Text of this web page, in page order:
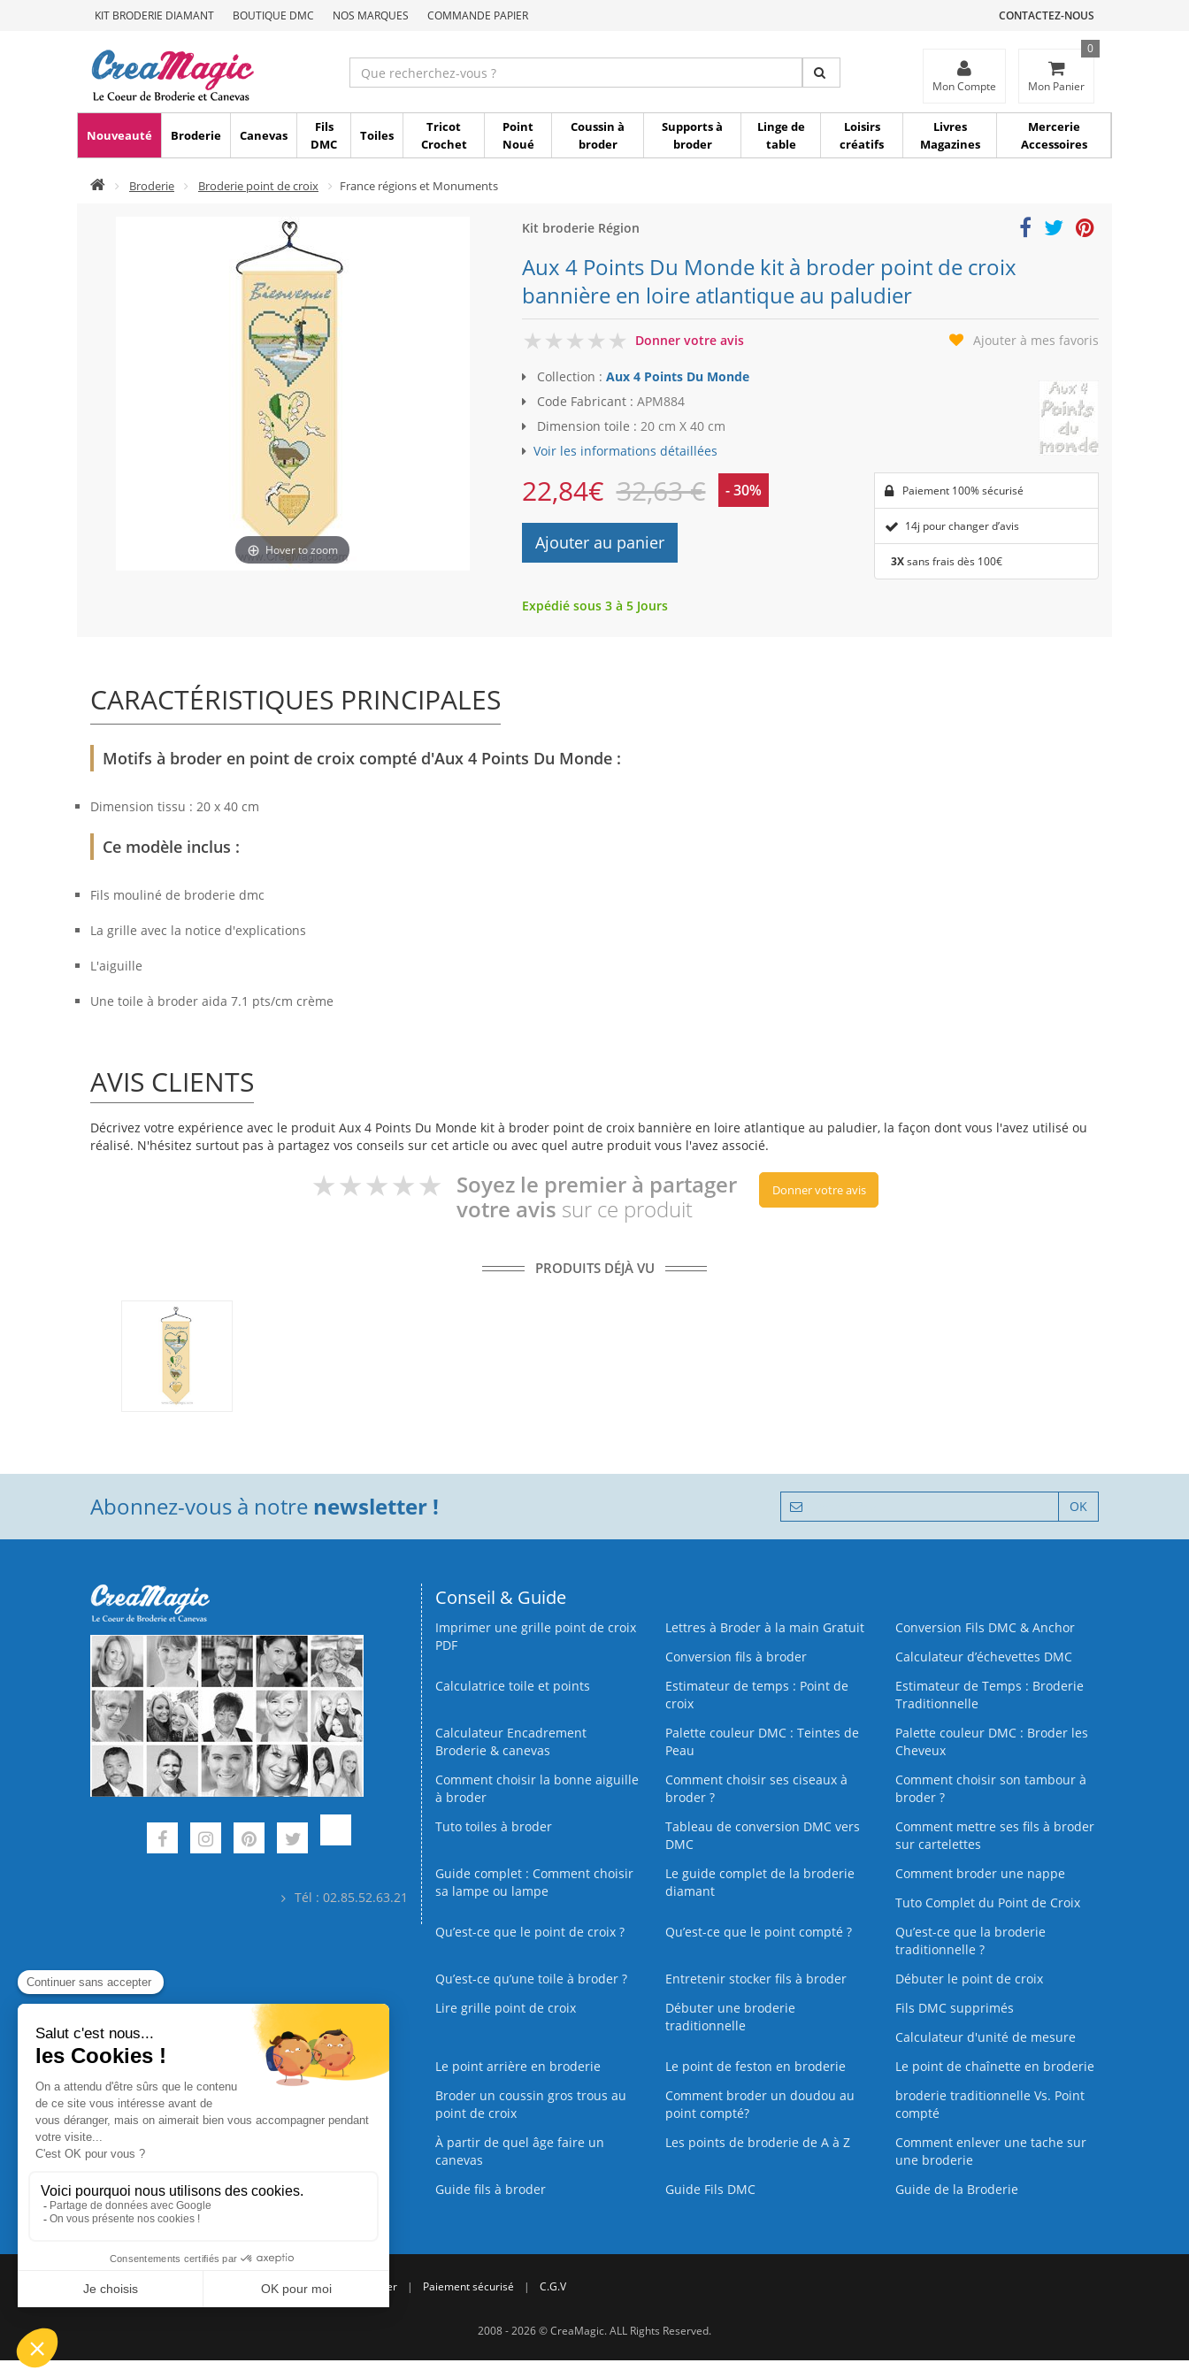
KIT BRODERIE DIAMANT BOUTIQUE DMC NOS MARQUES COMMANDE PAPIER CONTACTEZ-NOUS
Mon Compte Mon Panier
0
Nouveauté Broderie Canevas
Fils
DMC
Toiles
Tricot
Crochet
Point
Noué
Coussin à
broder
Supports à
broder
Linge de
table
Loisirs
créatifs
Livres
Magazines
Mercerie
Accessoires
Broderie Broderie point de croix France régions et Monuments
Hover to zoom
Kit broderie Région
Aux 4 Points Du Monde kit à broder point de croix
bannière en loire atlantique au paludier
0
Donner votre avis Ajouter à mes favoris
Collection : Aux 4 Points Du Monde
Code Fabricant : APM884
Dimension toile : 20 cm X 40 cm
Voir les informations détaillées
22,84€ 32,63 € - 30%
Ajouter au panier
Paiement 100% sécurisé
14j pour changer d’avis
3Xsans frais dès 100€
Expédié sous 3 à 5 Jours
CARACTÉRISTIQUES PRINCIPALES
Motifs à broder en point de croix compté d'Aux 4 Points Du Monde :
Dimension tissu : 20 x 40 cm
Ce modèle inclus :
Fils mouliné de broderie dmc
La grille avec la notice d'explications
L'aiguille
Une toile à broder aida 7.1 pts/cm crème
AVIS CLIENTS
Décrivez votre expérience avec le produit Aux 4 Points Du Monde kit à broder point de croix bannière en loire atlantique au paludier, la façon dont vous l'avez utilisé ou
réalisé. N'hésitez surtout pas à partagez vos conseils sur cet article ou avec quel autre produit vous l'avez associé.
Soyez le premier à partager
votre avis sur ce produit
Donner votre avis
PRODUITS DÉJÀ VU
Abonnez-vous à notre newsletter ! OK
Tél : 02.85.52.63.21
Conseil & Guide
Imprimer une grille point de croix
PDF
Lettres à Broder à la main Gratuit
Conversion Fils DMC & Anchor
Conversion fils à broder
Calculateur d’échevettes DMC
Calculatrice toile et points
Estimateur de temps : Point de
croix
Estimateur de Temps : Broderie
Traditionnelle
Calculateur Encadrement
Broderie & canevas
Palette couleur DMC : Teintes de
Peau
Palette couleur DMC : Broder les
Cheveux
Comment choisir la bonne aiguille
à broder
Comment choisir ses ciseaux à
broder ?
Comment choisir son tambour à
broder ?
Tuto toiles à broder
Tableau de conversion DMC vers
DMC
Comment mettre ses fils à broder
sur cartelettes
Guide complet : Comment choisir
sa lampe ou lampe
Le guide complet de la broderie
diamant
Comment broder une nappe
Tuto Complet du Point de Croix
Qu’est-ce que le point de croix ?
Qu’est-ce que le point compté ?
Qu’est-ce que la broderie
traditionnelle ?
Qu’est‑ce qu’une toile à broder ?
Entretenir stocker fils à broder
Débuter le point de croix
Lire grille point de croix
Débuter une broderie
traditionnelle
Fils DMC supprimés
Calculateur d'unité de mesure
Le point arrière en broderie
Le point de feston en broderie
Le point de chaînette en broderie
Broder un coussin gros trous au
point de croix
Comment broder un doudou au
point compté?
broderie traditionnelle Vs. Point
compté
À partir de quel âge faire un
canevas
Les points de broderie de A à Z
Comment enlever une tache sur
une broderie
Guide fils à broder
Guide Fils DMC Guide de la Broderie
Commande Papier Qui sommes nous | Nous contacter | Paiement sécurisé | C.G.V
2008 - 2026 © CreaMagic. ALL Rights Reserved.